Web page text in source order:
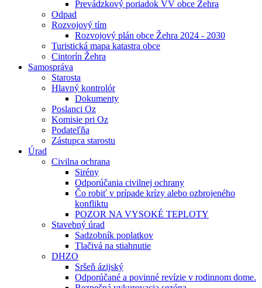
Prevádzkový poriadok VV obce Žehra
Odpad
Rozvojový tím
Rozvojový plán obce Žehra 2024 - 2030
Turistická mapa katastra obce
Cintorín Žehra
Samospráva
Starosta
Hlavný kontrolór
Dokumenty
Poslanci Oz
Komisie pri Oz
Podateľňa
Zástupca starostu
Úrad
Civilna ochrana
Sirény
Odporúčania civilnej ochrany
Čo robiť v prípade krízy alebo ozbrojeného
konfliktu
POZOR NA VYSOKÉ TEPLOTY
Stavebný úrad
Sadzobník poplatkov
Tlačivá na stiahnutie
DHZO
Sršeň ázijský
Odporúčané a povinné revízie v rodinnom dome.